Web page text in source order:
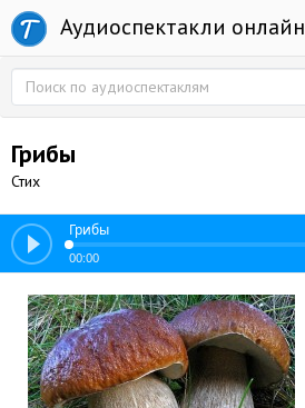
Аудиоспектакли онлайн
Грибы
Стих
Грибы
00:00